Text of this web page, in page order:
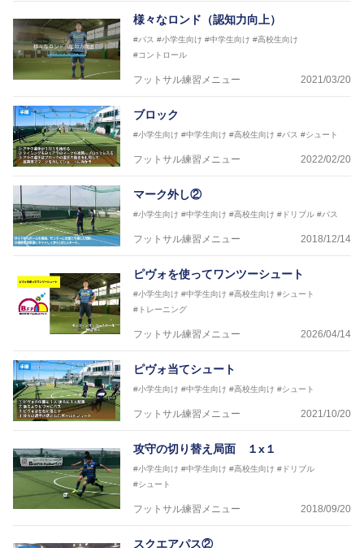
※全コーチボンフィンサッカースクール所属
様々なロンド（認知力向上）
#パス #小学生向け #中学生向け #高校生向け
#コントロール
フットサル練習メニュー 2021/03/20
ブロック
#小学生向け #中学生向け #高校生向け #パス #シュート
フットサル練習メニュー 2022/02/20
マーク外し②
#小学生向け #中学生向け #高校生向け #ドリブル #パス
フットサル練習メニュー 2018/12/14
ピヴォを使ってワンツーシュート
#小学生向け #中学生向け #高校生向け #シュート
#トレーニング
フットサル練習メニュー 2026/04/14
ピヴォ当てシュート
#小学生向け #中学生向け #高校生向け #シュート
フットサル練習メニュー 2021/10/20
攻守の切り替え局面 １x１
#小学生向け #中学生向け #高校生向け #ドリブル
#シュート
フットサル練習メニュー 2018/09/20
スクエアパス②